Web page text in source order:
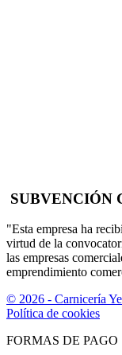
SUBVENCIÓN
"Esta empresa ha
virtud de la
las empresas
emprendimiento
© 2026 - Carnicería
Política de cookies
FORMAS DE PAGO